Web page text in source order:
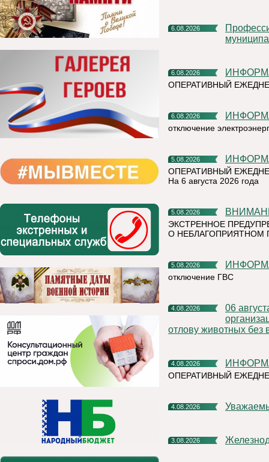
6.08.2026
Профессиональное развитие в цифровом университете
6.08.2026
ОПЕРАТИВНЫЙ
6.08.2026
отключение
5.08.2026
ОПЕРАТИВНЫЙ
На 6 августа 2026 года
5.08.2026
ЭКСТРЕННОЕ
О НЕБЛАГОПРИЯТНОМ
5.08.2026
отключение ГВС
4.08.2026
06 августа 2026 года на территории Княжпогостского района,
отлову животных без
4.08.2026
ОПЕРАТИВНЫЙ
4.08.2026
3.08.2026